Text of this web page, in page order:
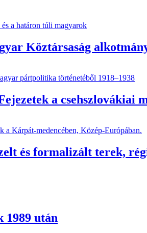
Köztársaság
a csehszlovákiai
és formalizált terek,
1989 után